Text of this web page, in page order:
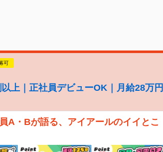
可
上｜正社員デビューOK｜月給28万円
A・Bが語る、アイアールのイイとこ